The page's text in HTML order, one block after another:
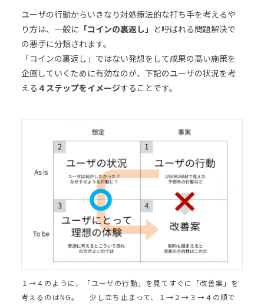
ユーザの行動からいきなり対処療法的な打ち手を考えるや
り方は、一般に 「コインの裏返し」 と呼ばれる問題解決で
の悪手に分類されます。
「コインの裏返し」ではない発想をして成果の高い施策を
企画していくために有効なのが、下記のユーザの状況を考
える ４ステップをイメージすることです。
１→４のように、「ユーザの行動」を見てすぐに「改善案」を
考えるのはNG。 少し立ち止まって、１→２→３→４の順で